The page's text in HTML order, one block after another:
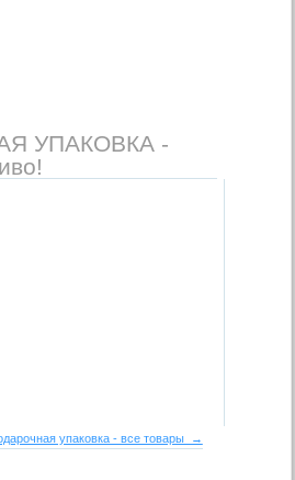
УПАКОВКА -
упаковка - все товары →